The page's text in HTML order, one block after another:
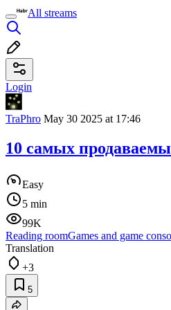
All streams
Login
TraPhro May 30 2025 at 17:46
10 самых
Easy
5 min
99K
Reading roomGames and game
Translation
+3
5